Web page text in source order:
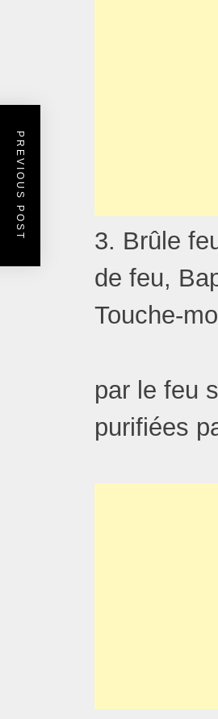
3. Brûle
de feu,
Touche-
par le feu
purifiées
PREVIOUS POST